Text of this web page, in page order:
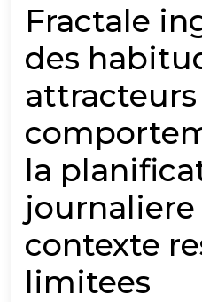
Fractale
des
attracteurs
la
journaliere
contexte
limitees